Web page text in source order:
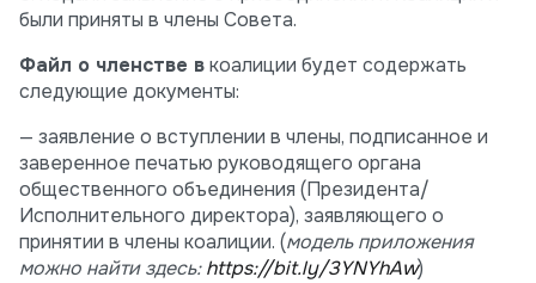
были приняты в члены Совета.
Файл о членстве вкоалиции будет содержать
следующие документы:
— заявление о вступлении в члены, подписанное и
заверенное печатью руководящего органа
общественного объединения (Президента/
Исполнительного директора), заявляющего о
принятии в члены коалиции. (модель приложения
можно найти здесь:https://bit.ly/3YNYhAw)